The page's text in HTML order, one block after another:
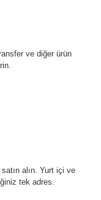
ve diğer ürün
alın. Yurt içi ve
tek adres.